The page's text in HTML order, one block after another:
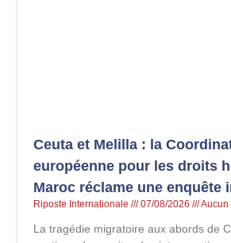
Ceuta et Melilla : la
européenne pour les droits
Maroc réclame une enquête
Riposte Internationale 07/08/2026 Aucun
La tragédie migratoire aux abords de